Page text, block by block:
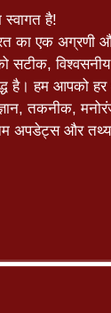
है!
का एक अग्रणी
सटीक, विश्वसनीय
है। हम आपको हर
तकनीक,
अपडेट्स और